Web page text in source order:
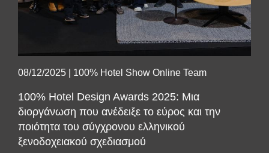
08/12/2025 100% Hotel Show Online Team
100% Hotel Design Awards 2025: Μια
διοργάνωση που ανέδειξε το εύρος και την
ποιότητα του σύγχρονου ελληνικού
ξενοδοχειακού σχεδιασμού
SUBSCRIBE